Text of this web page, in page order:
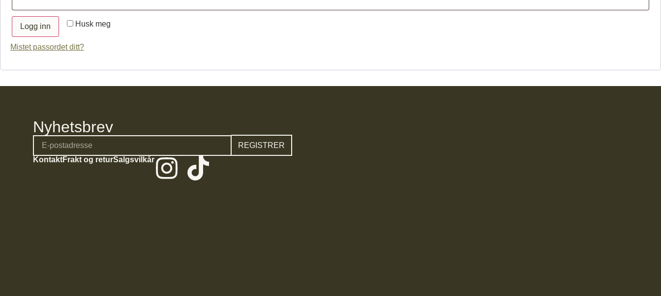
Husk meg
Logg inn
Mistet passordet ditt?
Nyhetsbrev
REGISTRER
KontaktFrakt og returSalgsvilkår